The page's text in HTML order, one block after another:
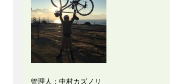
管理人：中村カズノリ